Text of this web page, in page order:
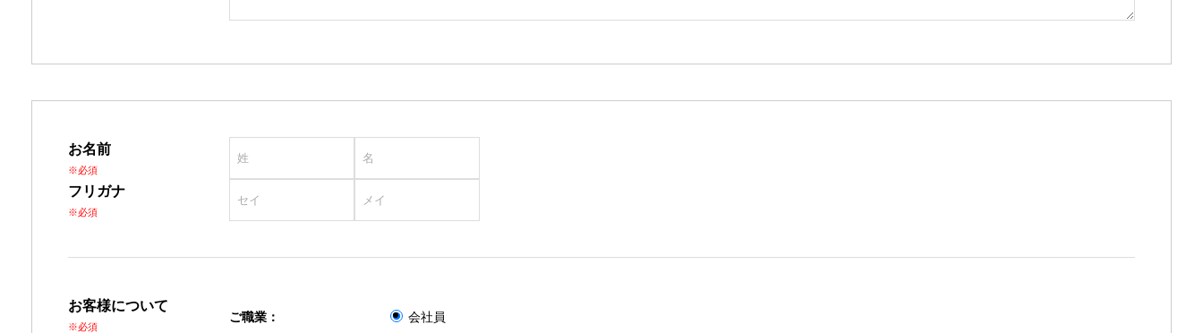
お名前
※必須
フリガナ
※必須
お客様について
※必須
ご職業：
会社員